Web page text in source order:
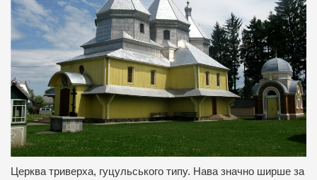
Церква триверха, гуцульського типу. Нава значно ширше за